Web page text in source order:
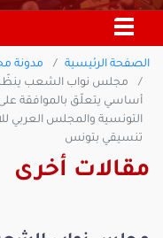
الصفحة الرئيسية
مدونة
مجلس نواب الشعب ينظّم
أساسي يتعلّق بالموافقة
التونسية والمجلس
تنسيقي بتونس
مقالات أخرى